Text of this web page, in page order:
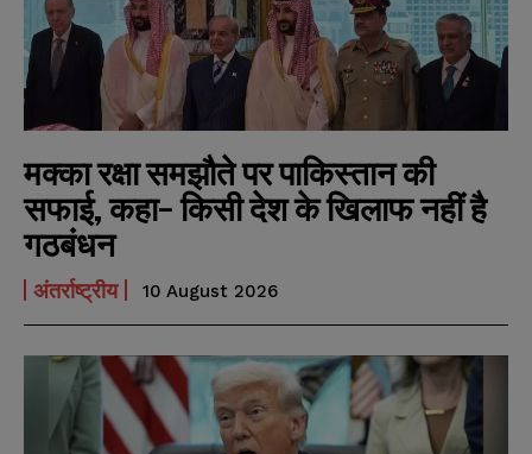
मक्का रक्षा समझौते पर पाकिस्तान की
सफाई, कहा- किसी देश के खिलाफ नहीं है
गठबंधन
अंतर्राष्ट्रीय 10 August 2026